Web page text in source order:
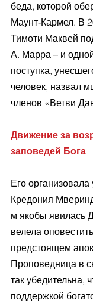
беда, которой
Маунт-Кармел. В
Тимоти Маквей
А. Марра – и
поступка,
человек, назвал
членов «Ветви
Движение за
заповедей Бога
Его организовала
Кредония
м якобы явилась
велела
предстоящем
Проповедница в
так убедительна,
поддержкой